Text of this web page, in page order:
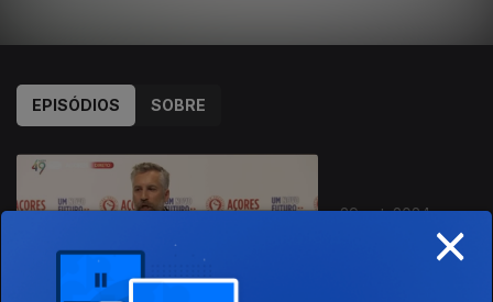
EPISÓDIOS SOBRE
29 set. 2024
Encerramento
798683
×